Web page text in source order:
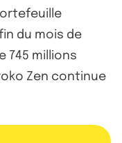
du mois de
745 millions
Zen continue